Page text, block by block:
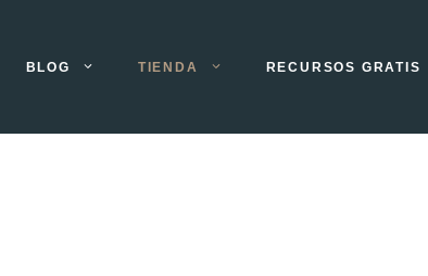
BLOG TIENDA RECURSOS GRATIS